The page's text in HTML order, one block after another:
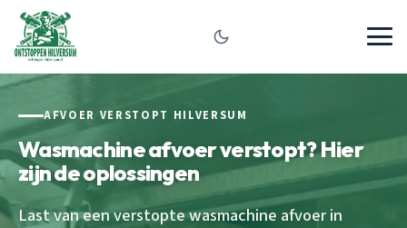
AFVOER VERSTOPT HILVERSUM
Wasmachine afvoer verstopt? Hier
zijn de oplossingen
Last van een verstopte wasmachine afvoer in